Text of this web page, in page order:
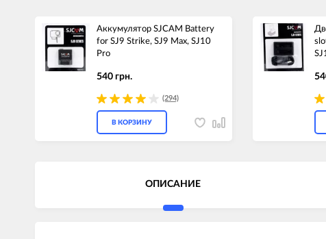
Аккумулятор SJCAM Battery
for SJ9 Strike, SJ9 Max, SJ10
Pro
540 грн.
(294)
В КОРЗИНУ
ОПИСАНИЕ